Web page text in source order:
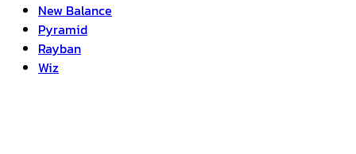
New Balance
Pyramid
Rayban
Wiz